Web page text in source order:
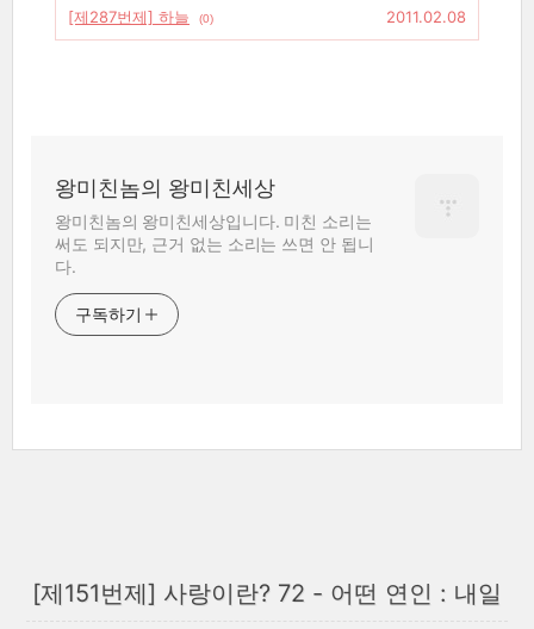
[제287번제] 하늘
(0) 2011.02.08
왕미친놈의 왕미친세상
왕미친놈의 왕미친세상입니다. 미친 소리는
써도 되지만, 근거 없는 소리는 쓰면 안 됩니
다.
구독하기
[제151번제] 사랑이란? 72 - 어떤 연인 : 내일